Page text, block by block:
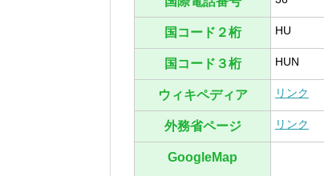
国コード２桁 HU
国コード３桁 HUN
ウィキペディア リンク
外務省ページ リンク
GoogleMap